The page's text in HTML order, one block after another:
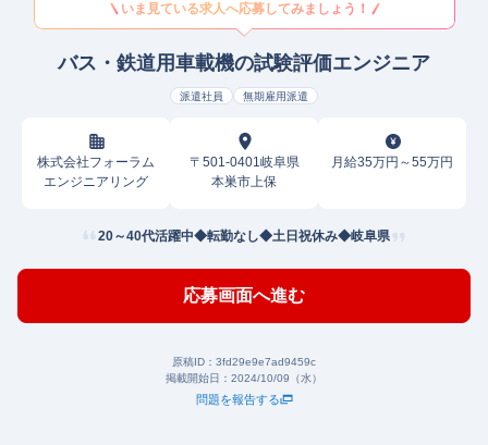
いま見ている求人へ応募してみましょう！
バス・鉄道用車載機の試験評価エンジニア
派遣社員 無期雇用派遣
株式会社フォーラム
エンジニアリング
〒501-0401岐阜県
本巣市上保
月給35万円～55万円
20～40代活躍中◆転勤なし◆土日祝休み◆岐阜県
応募画面へ進む
原稿ID： 3fd29e9e7ad9459c
掲載開始日： 2024/10/09（水）
問題を報告する